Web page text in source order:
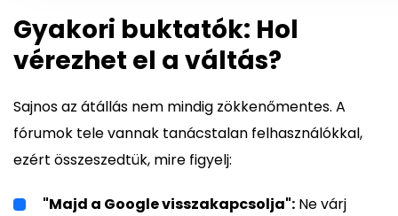
Gyakori buktatók: Hol
vérezhet el a váltás?
Sajnos az átállás nem mindig zökkenőmentes. A
fórumok tele vannak tanácstalan felhasználókkal,
ezért összeszedtük, mire figyelj:
"Majd a Google visszakapcsolja": Ne várj